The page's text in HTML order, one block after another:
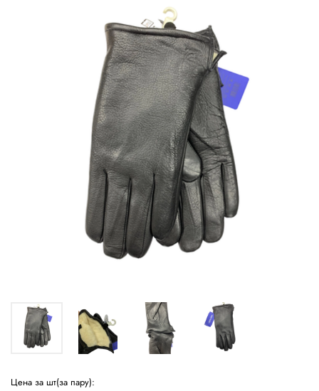
Цена за шт(за пару):